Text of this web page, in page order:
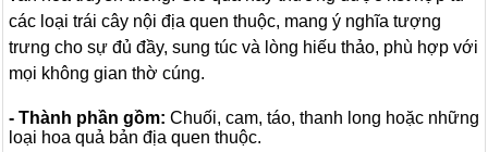
các loại trái cây nội địa quen thuộc, mang ý nghĩa tượng
trưng cho sự đủ đầy, sung túc và lòng hiếu thảo, phù hợp với
mọi không gian thờ cúng.
- Thành phần gồm: Chuối, cam, táo, thanh long hoặc những
loại hoa quả bản địa quen thuộc.